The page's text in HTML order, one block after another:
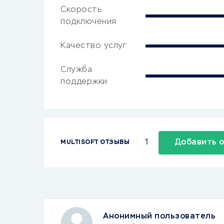
Скорость
подключения
Качество услуг
Служба
поддержки
MULTISOFT ОТЗЫВЫ 1 Добавить
Анонимный пользователь